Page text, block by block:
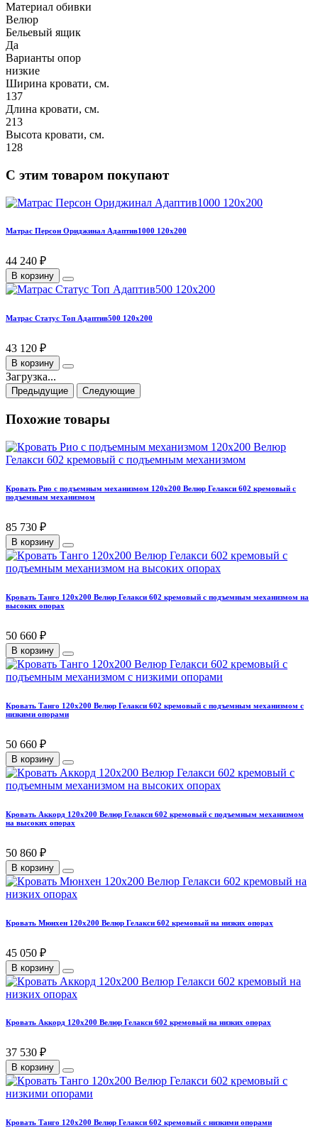
Материал обивки
Велюр
Бельевый ящик
Да
Варианты опор
низкие
Ширина кровати, см.
137
Длина кровати, см.
213
Высота кровати, см.
128
С этим товаром покупают
Матрас Персон Ориджинал Адаптив1000 120х200
44 240 ₽
В корзину
Матрас Статус Топ Адаптив500 120х200
43 120 ₽
В корзину
Загрузка...
Предыдущие Следующие
Похожие товары
Кровать Рио с подъемным механизмом 120х200 Велюр Гелакси 602 кремовый с
подъемным механизмом
85 730 ₽
В корзину
Кровать Танго 120х200 Велюр Гелакси 602 кремовый с подъемным механизмом на
высоких опорах
50 660 ₽
В корзину
Кровать Танго 120х200 Велюр Гелакси 602 кремовый с подъемным механизмом с
низкими опорами
50 660 ₽
В корзину
Кровать Аккорд 120х200 Велюр Гелакси 602 кремовый с подъемным механизмом
на высоких опорах
50 860 ₽
В корзину
Кровать Мюнхен 120х200 Велюр Гелакси 602 кремовый на низких опорах
45 050 ₽
В корзину
Кровать Аккорд 120х200 Велюр Гелакси 602 кремовый на низких опорах
37 530 ₽
В корзину
Кровать Танго 120х200 Велюр Гелакси 602 кремовый с низкими опорами